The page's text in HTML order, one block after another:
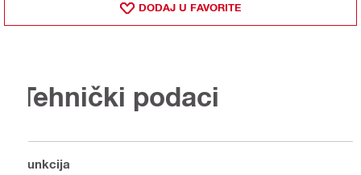
DODAJ U FAVORITE
Tehnički podaci
Funkcija